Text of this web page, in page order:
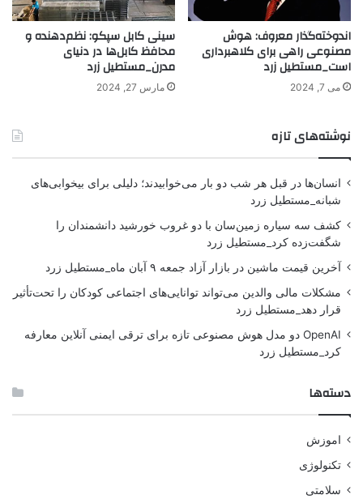
اندوخته‌گذار معروف: هوش
مصنوعی راهی برای کلاهبرداری
است_مستطیل زرد
می 7, 2024
سینی کابل سپکو: نظم‌دهنده و
محافظ کابل‌ها در دنیای
مدرن_مستطیل زرد
مارس 27, 2024
نوشته‌های تازه
انسان‌ها در قبل هر شب دو بار می‌خوابیدند؛ دلیلی برای بیخوابی‌های
شبانه_مستطیل زرد
کشف سه سیاره زمین‌سان با دو غروب خورشید دانشمندان را
شگفت‌زده کرد_مستطیل زرد
آخرین قیمت ماشین در بازار آزاد جمعه ۹ آبان ماه_مستطیل زرد
مشکلات مالی والدین می‌تواند توانایی‌های اجتماعی کودکان را تحت‌تأثیر
قرار دهد_مستطیل زرد
OpenAI دو مدل هوش مصنوعی تازه برای ترقی ایمنی آنلاین معارفه
کرد_مستطیل زرد
دسته‌ها
اموزش
تکنولوژی
سلامتی